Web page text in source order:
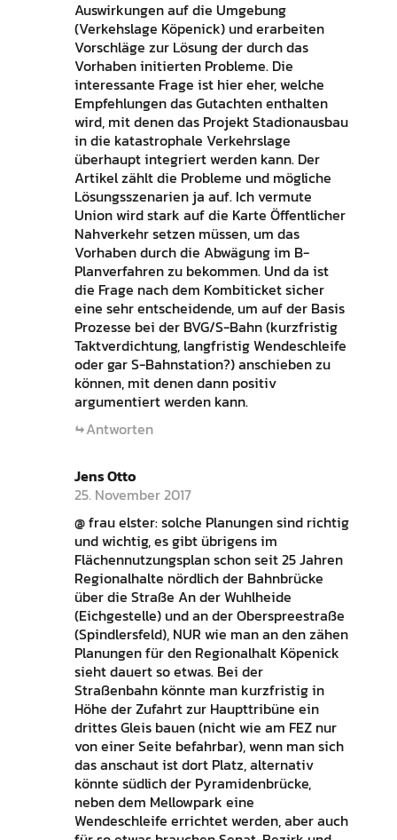
Auswirkungen auf die Umgebung
(Verkehslage Köpenick) und erarbeiten
Vorschläge zur Lösung der durch das
Vorhaben initierten Probleme. Die
interessante Frage ist hier eher, welche
Empfehlungen das Gutachten enthalten
wird, mit denen das Projekt Stadionausbau
in die katastrophale Verkehrslage
überhaupt integriert werden kann. Der
Artikel zählt die Probleme und mögliche
Lösungsszenarien ja auf. Ich vermute
Union wird stark auf die Karte Öffentlicher
Nahverkehr setzen müssen, um das
Vorhaben durch die Abwägung im B-
Planverfahren zu bekommen. Und da ist
die Frage nach dem Kombiticket sicher
eine sehr entscheidende, um auf der Basis
Prozesse bei der BVG/S-Bahn (kurzfristig
Taktverdichtung, langfristig Wendeschleife
oder gar S-Bahnstation?) anschieben zu
können, mit denen dann positiv
argumentiert werden kann.
Antworten
Jens Otto
25. November 2017
@ frau elster: solche Planungen sind richtig
und wichtig, es gibt übrigens im
Flächennutzungsplan schon seit 25 Jahren
Regionalhalte nördlich der Bahnbrücke
über die Straße An der Wuhlheide
(Eichgestelle) und an der Oberspreestraße
(Spindlersfeld), NUR wie man an den zähen
Planungen für den Regionalhalt Köpenick
sieht dauert so etwas. Bei der
Straßenbahn könnte man kurzfristig in
Höhe der Zufahrt zur Haupttribüne ein
drittes Gleis bauen (nicht wie am FEZ nur
von einer Seite befahrbar), wenn man sich
das anschaut ist dort Platz, alternativ
könnte südlich der Pyramidenbrücke,
neben dem Mellowpark eine
Wendeschleife errichtet werden, aber auch